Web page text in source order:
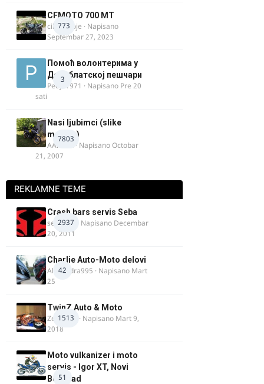
773
CFMOTO 700 MT
cika miloje · Napisano
Septembar 27, 2023
3
Помоћ волонтерима у
Делиблатској пешчари
Pedja1971 · Napisano Pre 20
sati
7803
Nasi ljubimci (slike
motora)
AArnold · NapisanoOctobar
21, 2007
REKLAMNE TEME
2937
Crash bars servis Seba
seba011 · Napisano Decembar
20, 2011
42
Charlie Auto-Moto delovi
Alexandra995 · Napisano Mart
25
1513
TwinZ Auto & Moto
Zeljkamp · Napisano Mart 9,
2018
51
Moto vulkanizer i moto
servis - Igor XT, Novi
Beograd